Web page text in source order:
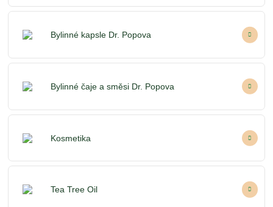
Bylinné kapsle Dr. Popova
Bylinné čaje a směsi Dr. Popova
Kosmetika
Tea Tree Oil